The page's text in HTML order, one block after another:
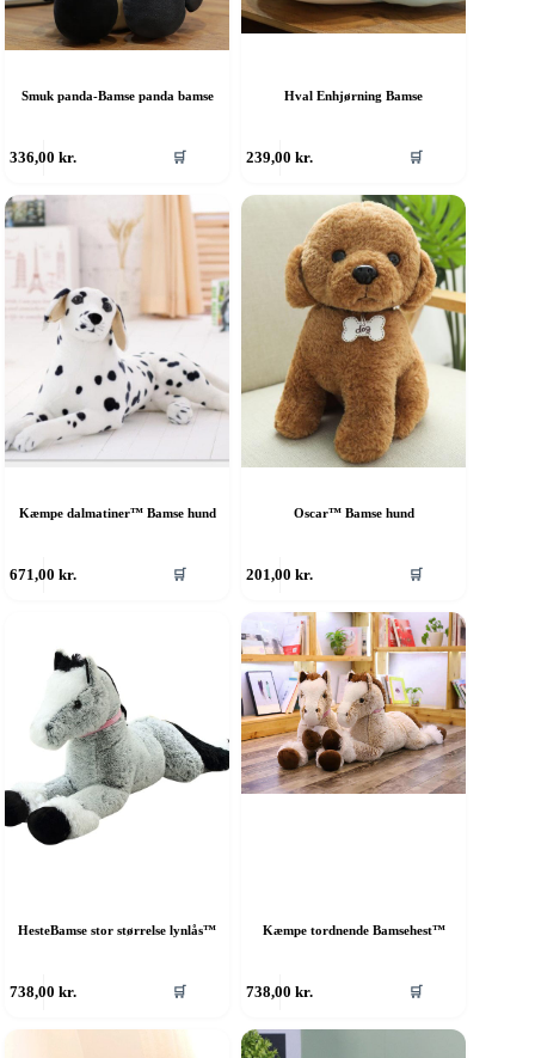
Smuk panda-Bamse panda bamse
336,00kr. 🛒
Hval Enhjørning Bamse
239,00kr. 🛒
Kæmpe dalmatiner™ Bamse hund
671,00kr. 🛒
Oscar™ Bamse hund
201,00kr. 🛒
HesteBamse stor størrelse lynlås™
738,00kr. 🛒
Kæmpe tordnende Bamsehest™
738,00kr. 🛒